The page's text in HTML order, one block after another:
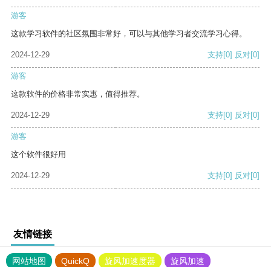
游客
这款学习软件的社区氛围非常好，可以与其他学习者交流学习心得。
2024-12-29 支持[0] 反对[0]
游客
这款软件的价格非常实惠，值得推荐。
2024-12-29 支持[0] 反对[0]
游客
这个软件很好用
2024-12-29 支持[0] 反对[0]
友情链接
网站地图 QuickQ 旋风加速度器
旋风加速